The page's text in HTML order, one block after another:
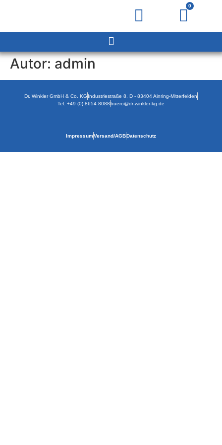
0
Autor: admin
Dr. Winkler GmbH & Co. KG Industriestraße 8, D - 83404 Ainring-Mitterfelden
Tel. +49 (0) 8654 8088buero@dr-winkler-kg.de
ImpressumVersand/AGBDatenschutz